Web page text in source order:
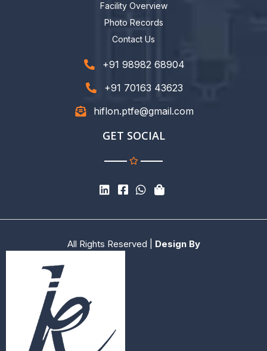
Facility Overview
Photo Records
Contact Us
+91 98982 68904
+91 70163 43623
hiflon.ptfe@gmail.com
GET SOCIAL
All Rights Reserved | Design By